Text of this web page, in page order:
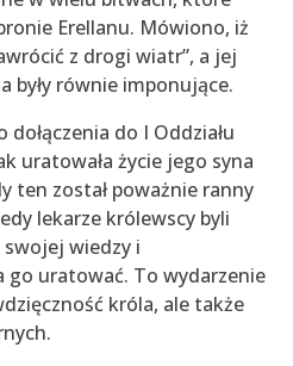
Erellanu. Mówiono, iż
z drogi wiatr”, a jej
były równie imponujące.
dołączenia do I Oddziału
uratowała życie jego syna
ten został poważnie ranny
lekarze królewscy byli
swojej wiedzy i
go uratować. To wydarzenie
króla, ale także